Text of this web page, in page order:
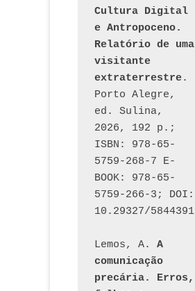
Cultura Digital
e Antropoceno.
Relatório de uma
visitante
extraterrestre.
Porto Alegre,
ed. Sulina,
2026, 192 p.;
ISBN: 978-65-
5759-268-7 E-
BOOK: 978-65-
5759-266-3; DOI:
10.29327/5844391
Lemos, A. A
comunicação
precária. Erros,